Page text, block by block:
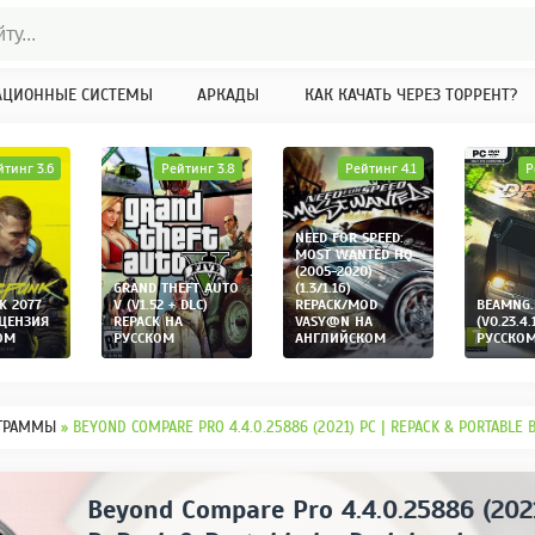
СИСТЕМЫ АРКАДЫ КАК КАЧАТЬ ЧЕРЕЗ ТОРРЕНТ?
2077
3.6
GRAND THEFT AUTO
V (V1.52 + DLC)
REPACK НА
РУССКОМ
Рейтинг 3.8
NEED FOR SPEED:
MOST WANTED HQ
(2005-2020)
(1.3/1.16)
REPACK/MOD
VASY@N НА
АНГЛИЙСКОМ
Рейтинг 4.1
» BEYOND COMPARE PRO 4.4.0.25886 (2021) PC | REPACK & PORTABLE
Beyond Compare Pro 4.4.0.25886